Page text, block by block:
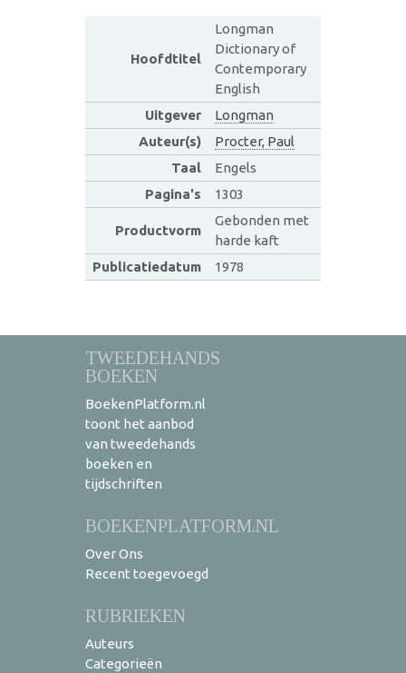
Hoofdtitel
Longman
Dictionary of
Contemporary
English
Uitgever
Longman
Auteur(s)
Procter, Paul
Taal
Engels
Pagina's
1303
Productvorm
Gebonden met
harde kaft
Publicatiedatum
1978
TWEEDEHANDS
BOEKEN
BoekenPlatform.nl
toont het aanbod
van tweedehands
boeken en
tijdschriften
BOEKENPLATFORM.NL
Over Ons
Recent toegevoegd
RUBRIEKEN
Auteurs
Categorieën